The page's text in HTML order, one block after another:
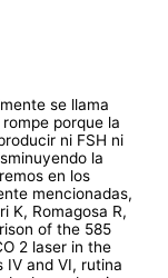
se llama
porque la
ni FSH ni
la
en los
mencionadas,
K, Romagosa R,
of the 585
2 laser in the
and VI, rutina